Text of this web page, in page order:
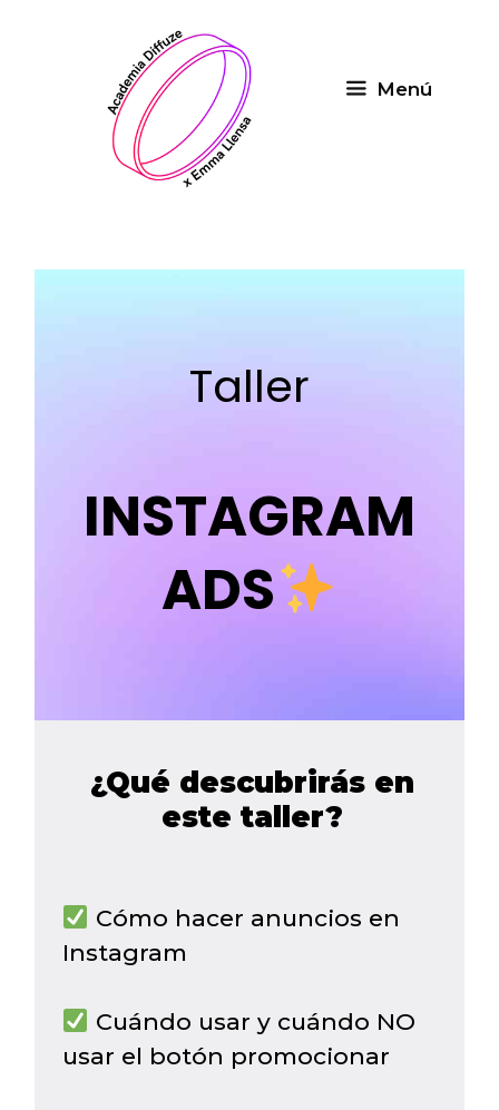
Menú
Taller
INSTAGRAM
ADS
¿Qué descubrirás en
este taller?
Cómo hacer anuncios en
Instagram
Cuándo usar y cuándo NO
usar el botón promocionar